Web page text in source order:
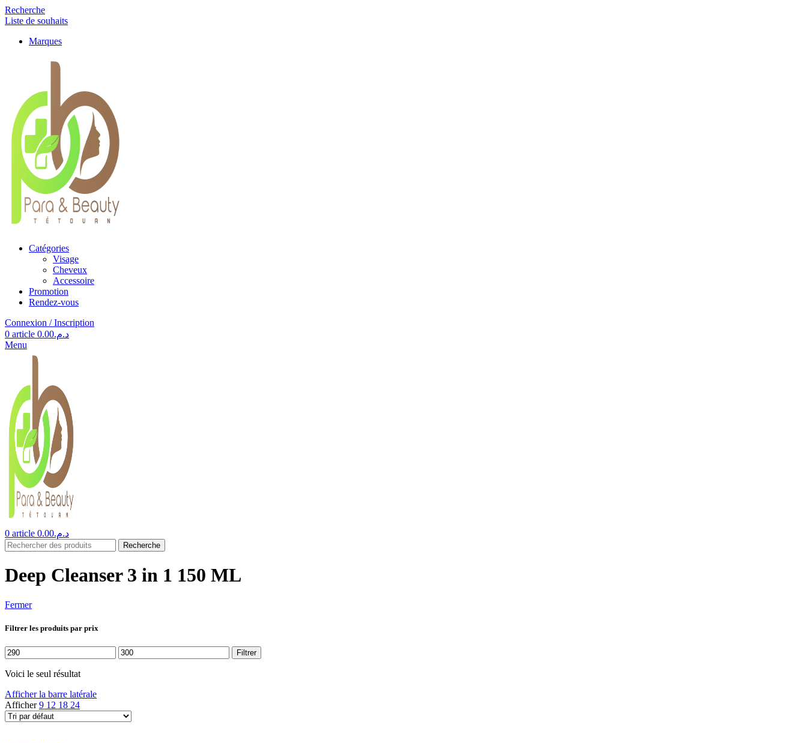
Recherche
Liste de souhaits
Marques
Catégories
Visage
Cheveux
Accessoire
Promotion
Rendez-vous
Connexion / Inscription
0 article د.م.0.00
Menu
0 article د.م.0.00
Recherche
Deep Cleanser 3 in 1 150 ML
Fermer
Filtrer les produits par prix
Prix
min
Prix
max
Filtrer
Voici le seul résultat
Afficher la barre latérale
Afficher9 12 18 24